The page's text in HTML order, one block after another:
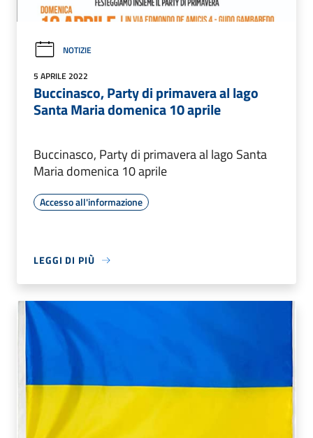
NOTIZIE
5 APRILE 2022
Buccinasco, Party di primavera al lago
Santa Maria domenica 10 aprile
Buccinasco, Party di primavera al lago Santa
Maria domenica 10 aprile
Accesso all'informazione
LEGGI DI PIÙ